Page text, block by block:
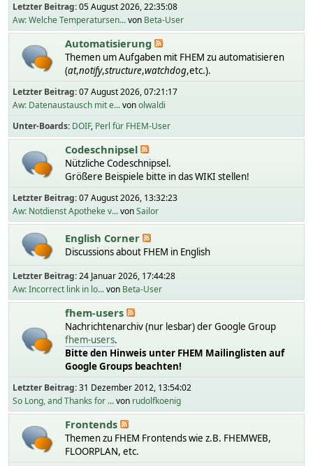
Letzter Beitrag:05 August 2026, 22:35:08
Aw: Welche Temperatursen...von Beta-User
Automatisierung
Themen um Aufgaben mit FHEM zu automatisieren
(at,notify,structure,watchdog,etc.).
Letzter Beitrag:07 August 2026, 07:21:17
Aw: Datenaustausch mit e...vonolwaldi
Unter-Boards DOIF Perl für FHEM-User
Codeschnipsel
Nützliche Codeschnipsel.
Größere Beispiele bitte in das WIKI stellen!
Letzter Beitrag:07 August 2026, 13:32:23
Aw: Notdienst Apotheke v...vonSailor
English Corner
Discussions about FHEM in English
Letzter Beitrag:24 Januar 2026, 17:44:28
Aw: Incorrect link in lo...von Beta-User
fhem-users
Nachrichtenarchiv (nur lesbar) der Google Group
fhem-users.
Bitte den Hinweis unter FHEM Mailinglisten auf
Google Groups beachten!
Letzter Beitrag:31 Dezember 2012, 13:54:02
So Long, and Thanks for ...von rudolfkoenig
Frontends
Themen zu FHEM Frontends wie z.B. FHEMWEB,
FLOORPLAN, etc.